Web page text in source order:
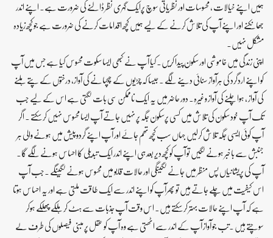
ہمیں اپنے خیالات ، محسوسات اور نظریاتی سوچ پرایک گہری نظر ڈالنے کی ضرورت ہے۔ اپنے اندر
جھانکنے اور اپنے آپ کی تلاش کرنے کے لیے ہمیں کچھ اقدامات کرنے کی ضرورت ہے جو کچھ زیادہ
مشکل نہیں۔
اپنی زندگی میں خاموشی اور سکون پیدا کریں۔ کیا آپ نے کبھی ایسا سکوت محسوس کیا ہے جس میں آپ
کو اپنے اردگرد کی ہرآواز سنائی دینے لگے ۔ جیسا کہ چڑیوں کے چہچہانے کی آواز، درختوں کے پتے ہلنے
کی آواز ، ہوا چلنے کی آواز وغیرہ۔ دور حاضر میں یہ ایک ناممکن سی بات لگتی ہے اس کے لیے جب
تک آپ خود سکون کی تلاش میں کسی پرسکون جگہ پر نہیں جاتے آپ ایسا محسوس نہیں کر سکتے ۔ اگر
آپ کوئی ایسی جگہ تلاش کرلیں جہاں سب کچھ تھم جائے اور آپ اپنے گردوپیش میں ہونے والی ہر
جنبش سے باخبر ہونے لگیں تو آپ کو کچھ دیر بعد ہی اپنے اندر ایک تبدیلی کا احساس ہونے لگے گا۔
آپ کی پریشانیاں پس منظر میں جانے لگیںگی اور حالات قابو میں محسوس ہونے لگیںگے ۔جب آپ
اس کیفیت میں چلے جاتے ہیں تو پھرآپ کو اپنے اندر سے ایک طاقت ملتی ہے اور یہ احساس ہوتا
ہے کہ آپ اپنے حالات بہتر کر سکتے ہیں۔ اس وقت آپ جذبات سے ہٹ کر ہلکے پھلکے ہوکر
سوچتے ہیں ۔تب جو آواز آپ کے اندر سے اٹھتی ہے وہ آپ کو عقل پر مبنی فیصلوں کی طرف لے